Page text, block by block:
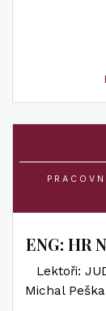
ENG: HR
Lektoři
Michal